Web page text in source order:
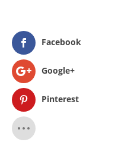
Facebook
Google+
Pinterest